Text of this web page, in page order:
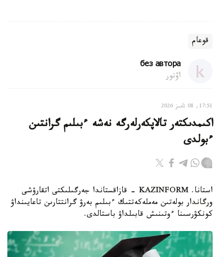
قوعام
без автора
اۆتور
17:51, 08 تامىز 2026
اكىمدىكتەر تالاپكەرلەرگە نەشە ءبىلىم گرانتىن
ءبولدى
استانا. KAZINFORM - قازاقستاندا جەرگىلىكتى اتقارۋشى
ورگاندار بولەتىن مەملەكەتتىك ءبىلىم بەرۋ گرانتتارىن تاعايىنداۋ
كونكۋرسىنا ءوتىنىش قابىلداۋ باستالدى.